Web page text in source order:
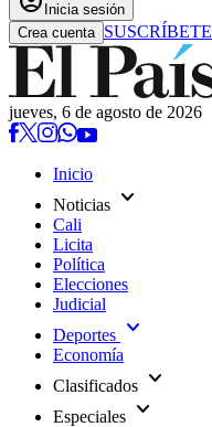
Inicia sesión
Crea cuenta SUSCRÍBETE
jueves, 6 de agosto de 2026
Inicio
Noticias expand_more
Cali
Licita
Política
Elecciones
Judicial
Deportes expand_more
Economía
Clasificados expand_more
Especiales expand_more